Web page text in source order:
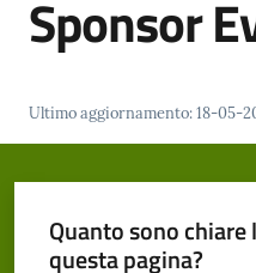
Novità
Servizi
Vivere
Pieve
Sponsor
Ultimo aggiornamento:18-05-
Quanto sono
questa pagina?